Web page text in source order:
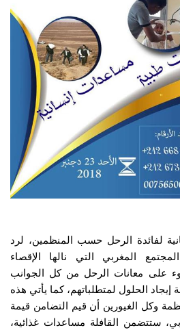
لفائدة الرحل حسب المنظمين، لرد
المغربي التي نالها الإقصاء
على معانات الرحل من كل الجوانب
إيجاد الحلول لمتطلباتهم، كما يأتي هذه
وكل الغيورين أن قيم التضامن قيمة
ستتضمن القافلة مساعدات غذائية،